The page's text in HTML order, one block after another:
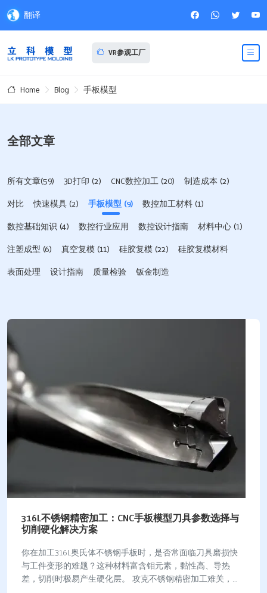
翻译
VR参观工厂
Home Blog 手板模型
全部文章
所有文章(59) 3D打印 (2) CNC数控加工 (20) 制造成本 (2)
对比 快速模具 (2) 手板模型 (9) 数控加工材料 (1)
数控基础知识 (4) 数控行业应用 数控设计指南 材料中心 (1)
注塑成型 (6) 真空复模 (11) 硅胶复模 (22) 硅胶复模材料
表面处理 设计指南 质量检验 钣金制造
316L不锈钢精密加工：CNC手板模型刀具参数选择与
切削硬化解决方案
你在加工316L奥氏体不锈钢手板时，是否常面临刀具磨损快
与工件变形的难题？这种材料富含钼元素，黏性高、导热
差，切削时极易产生硬化层。 攻克不锈钢精密加工难关，你